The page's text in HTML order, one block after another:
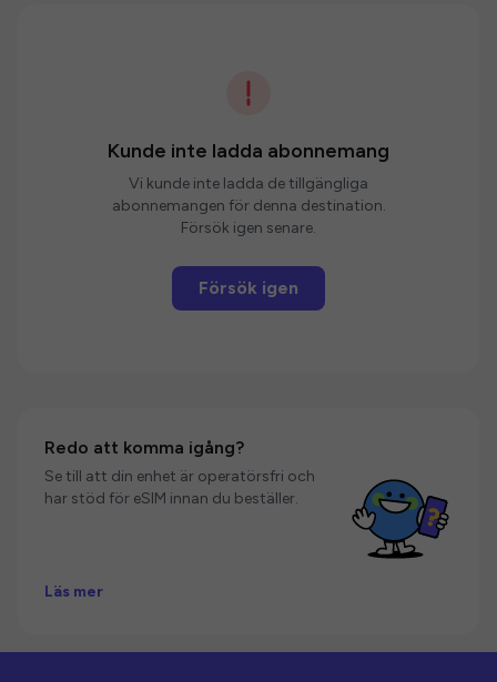
Kunde inte ladda abonnemang
Vi kunde inte ladda de tillgängliga
abonnemangen för denna destination.
Försök igen senare.
Försök igen
Redo att komma igång?
Se till att din enhet är operatörsfri och
har stöd för eSIM innan du beställer.
Läs mer